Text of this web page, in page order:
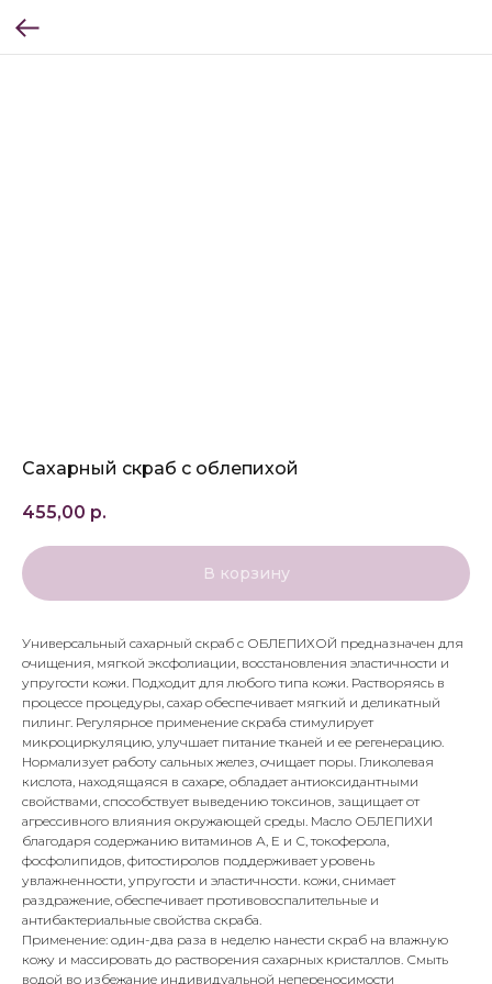
Cахарный скраб с облепихой
455,00 р.
В корзину
Универсальный сахарный скраб с ОБЛЕПИХОЙ предназначен для
очищения, мягкой эксфолиации, восстановления эластичности и
упругости кожи. Подходит для любого типа кожи. Растворяясь в
процессе процедуры, сахар обеспечивает мягкий и деликатный
пилинг. Регулярное применение скраба стимулирует
микроциркуляцию, улучшает питание тканей и ее регенерацию.
Нормализует работу сальных желез, очищает поры. Гликолевая
кислота, находящаяся в сахаре, обладает антиоксидантными
свойствами, способствует выведению токсинов, защищает от
агрессивного влияния окружающей среды. Масло ОБЛЕПИХИ
благодаря содержанию витаминов А, Е и С, токоферола,
фосфолипидов, фитостиролов поддерживает уровень
увлажненности, упругости и эластичности. кожи, снимает
раздражение, обеспечивает противовоспалительные и
антибактериальные свойства скраба.
Применение: один-два раза в неделю нанести скраб на влажную
кожу и массировать до растворения сахарных кристаллов. Смыть
водой во избежание индивидуальной непереносимости